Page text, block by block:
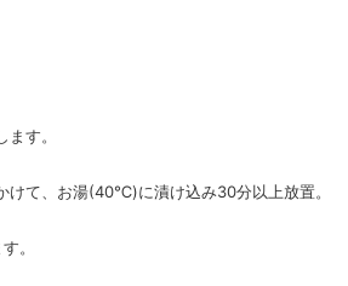
す。
て、お湯(40℃)に漬け込み30分以上放置。
。